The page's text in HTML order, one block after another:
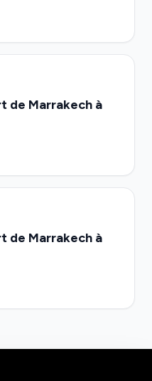
de Marrakech à
de Marrakech à